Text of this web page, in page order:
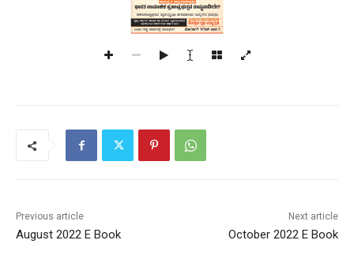
Previous article
August 2022 E Book
Next article
October 2022 E Book